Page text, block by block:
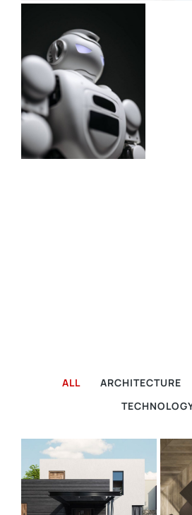
ALL ARCHITECTURE